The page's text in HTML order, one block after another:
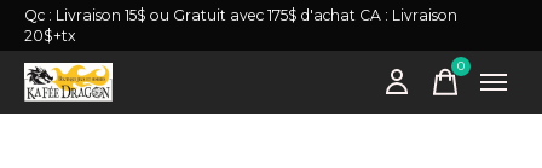
Qc : Livraison 15$ ou Gratuit avec 175$ d'achat CA : Livraison
20$+tx
0items